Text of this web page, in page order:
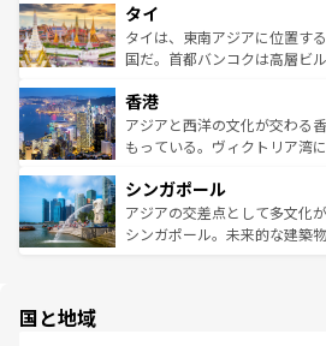
リティに包まれながら、韓国
わってみてほし
覧を参照してほしい。
急速な発展と共に伝統が息づ
ーチミン市のフランス統治時
醸し出している。また、バラ
とつ。フォーやバインミー、
ひ現地で味わいたい。どの地
が旅行者を迎えてくれるので
参照してほしい。
タイ
タイは、東南アジアに位置す
国だ。首都バンコクは高層ビ
の活気が交差している。北部
帯で自然と触れ合い、南部で
いビーチでリゾート気分を楽
激する。気候は一年中温暖で
が待っている。親しみやすい
た文化、そして多様な観光資
香港
アジアと西洋の文化が交わる
もっている。ヴィクトリア湾
み、どこを訪れても感動する
ており、効率よく見どころを
うな絶景から文化的な体験ま
シンガポール
アジアの交差点として多文化
シンガポール。未来的な建築
国と地域